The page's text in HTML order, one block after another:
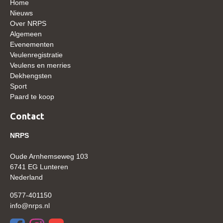
Sport
Paard te koop
Bestuur Regio Noord
Regio Midden
Bestuur Regio Midden
Regio West
Home
Nieuws
Over NRPS
Algemeen
Evenementen
Veulenregistratie
Veulens en merries
Dekhengsten
Sport
Paard te koop
Contact
NRPS
Oude Arnhemseweg 103
6741 EG Lunteren
Nederland
0577-401150
info@nrps.nl